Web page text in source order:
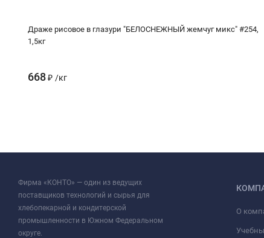
Драже рисовое в глазури "БЕЛОСНЕЖНЫЙ жемчуг микс" #254,
1,5кг
668₽ /кг
Фирма «КОНТО» — один из ведущих
поставщиков технологий и сырья для
хлебопекарной и кондитерской
промышленности в Южном Федеральном
округе.
О